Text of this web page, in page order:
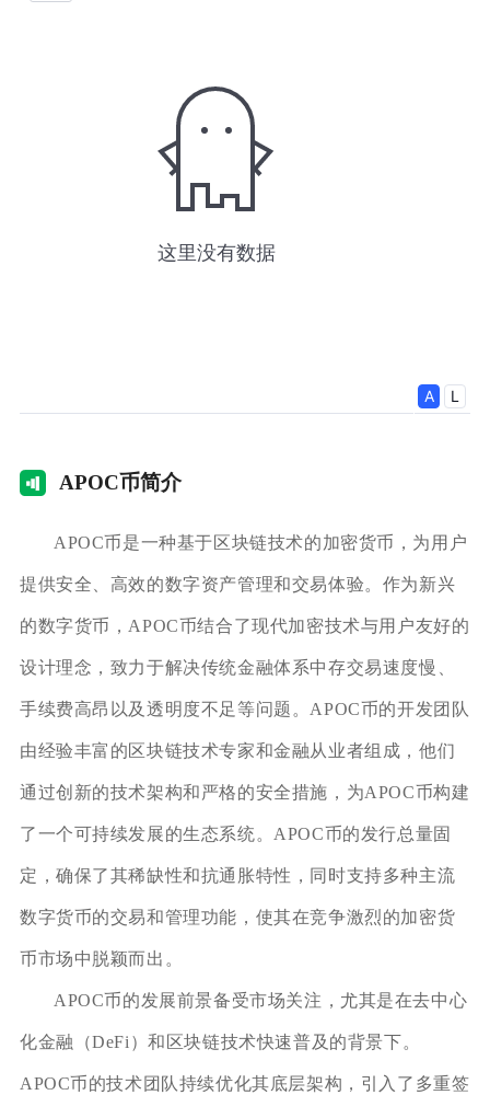
APOC币简介
APOC币是一种基于区块链技术的加密货币，为用户
提供安全、高效的数字资产管理和交易体验。作为新兴
的数字货币，APOC币结合了现代加密技术与用户友好的
设计理念，致力于解决传统金融体系中存交易速度慢、
手续费高昂以及透明度不足等问题。APOC币的开发团队
由经验丰富的区块链技术专家和金融从业者组成，他们
通过创新的技术架构和严格的安全措施，为APOC币构建
了一个可持续发展的生态系统。APOC币的发行总量固
定，确保了其稀缺性和抗通胀特性，同时支持多种主流
数字货币的交易和管理功能，使其在竞争激烈的加密货
币市场中脱颖而出。
APOC币的发展前景备受市场关注，尤其是在去中心
化金融（DeFi）和区块链技术快速普及的背景下。
APOC币的技术团队持续优化其底层架构，引入了多重签